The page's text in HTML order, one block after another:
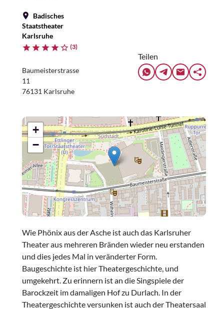
Badisches
Staatstheater
Karlsruhe
(3)
Baumeisterstrasse
11
76131 Karlsruhe
Teilen
+
−
Wie Phönix aus der Asche ist auch das Karlsruher
Theater aus mehreren Bränden wieder neu erstanden
und dies jedes Mal in veränderter Form.
Baugeschichte ist hier Theatergeschichte, und
umgekehrt. Zu erinnern ist an die Singspiele der
Barockzeit im damaligen Hof zu Durlach. In der
Theatergeschichte versunken ist auch der Theatersaal